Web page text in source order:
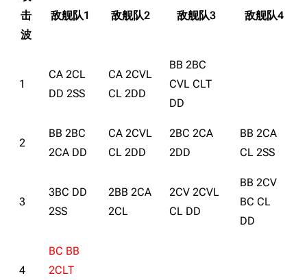
击
波
敌舰队1 敌舰队2 敌舰队3 敌舰队4
1
CA 2CL
DD 2SS
CA 2CVL
CL 2DD
BB 2BC
CVL CLT
DD
2
BB 2BC
2CA DD
CA 2CVL
CL 2DD
2BC 2CA
2DD
BB 2CA
CL 2SS
3
3BC DD
2SS
2BB 2CA
2CL
2CV 2CVL
CL DD
BB 2CV
BC CL
DD
4
BC BB
2CLT